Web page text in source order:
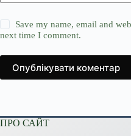
Save my name, email and
next time I comment.
Опублікувати коментар
ПРО САЙТ